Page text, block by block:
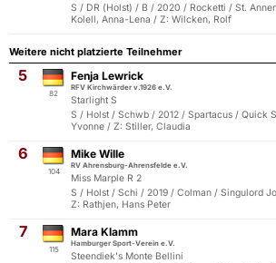
S / DR (Holst) / B / 2020 / Rocketti / St.
Kolell, Anna-Lena / Z: Wilcken, Rolf
Weitere nicht platzierte Teilnehmer
5
82
Fenja Lewrick
RFV Kirchwärder v.1926 e.V.
Starlight S
S / Holst / Schwb / 2012 / Spartacus / Quick
Yvonne / Z: Stiller, Claudia
6
104
Mike Wille
RV Ahrensburg-Ahrensfelde e.V.
Miss Marple R 2
S / Holst / Schi / 2019 / Colman / Singulord
Z: Rathjen, Hans Peter
7
115
Mara Klamm
Hamburger Sport-Verein e.V.
Steendiek's Monte Bellini